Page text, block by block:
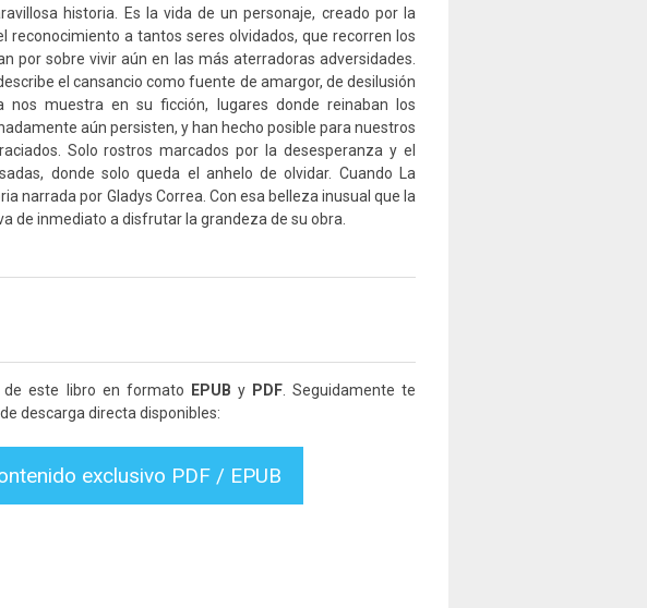
historia. Es la vida de un personaje, creado por la
reconocimiento a tantos seres olvidados, que recorren los
por sobre vivir aún en las más aterradoras adversidades.
el cansancio como fuente de amargor, de desilusión
nos muestra en su ficción, lugares donde reinaban los
aún persisten, y han hecho posible para nuestros
Solo rostros marcados por la desesperanza y el
donde solo queda el anhelo de olvidar. Cuando La
narrada por Gladys Correa. Con esa belleza inusual que la
de inmediato a disfrutar la grandeza de su obra.
de este libro en formato EPUB y PDF. Seguidamente te
descarga directa disponibles:
exclusivo PDF / EPUB